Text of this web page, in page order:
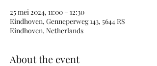
25 mei 2024, 11:00 – 12:30
Eindhoven, Genneperweg 143, 5644 RS
Eindhoven, Netherlands
About the event